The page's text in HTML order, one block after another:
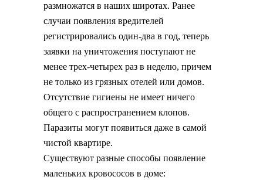
размножатся в наших широтах. Ранее
случаи появления вредителей
регистрировались один-два в год, теперь
заявки на уничтожения поступают не
менее трех-четырех раз в неделю, причем
не только из грязных отелей или домов.
Отсутствие гигиены не имеет ничего
общего с распространением клопов.
Паразиты могут появиться даже в самой
чистой квартире.
Существуют разные способы появление
маленьких кровососов в доме: